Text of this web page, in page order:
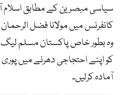
سیاسی مبصرین کے مطابق اسلام
کانفرنس میں مولانا فضل
وہ بطور خاص پاکستان مسلم لیگ
کو اپنے احتجاجی دھرنے میں
آمادہ کرلیں۔